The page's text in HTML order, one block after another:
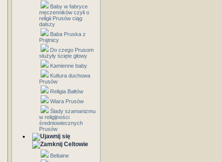
Baby w fabryce
męczenników czyli o
religii Prusów ciąg
dalszy
Baba Pruska z
Prątnicy
Do czego Prusom
służyły ścięte głowy
Kamienne baby
Kultura duchowa
Prusów
Religia Bałtów
Wiara Prusów
Ślady szamanizmu
w religijności
średniowiecznych
Prusów
Celtowie
Beltaine